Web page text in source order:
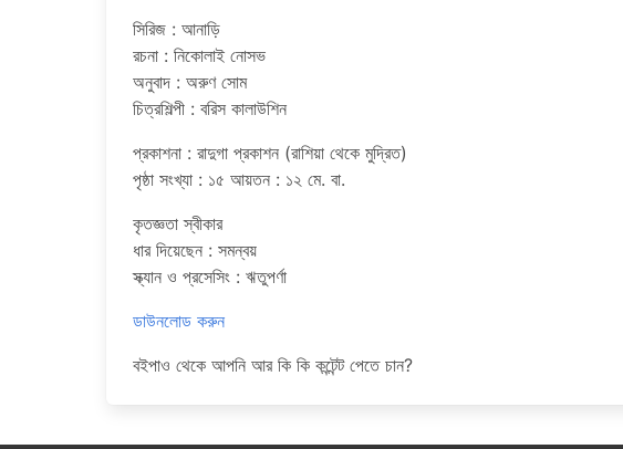
সিরিজ : আনাড়ি
রচনা : নিকোলাই নোসভ
অনুবাদ : অরুণ সোম
চিত্রশিল্পী : বরিস কালাউশিন
প্রকাশনা : রাদুগা প্রকাশন (রাশিয়া থেকে মুদ্রিত)
পৃষ্ঠা সংখ্যা : ১৫ আয়তন : ১২ মে. বা.
কৃতজ্ঞতা স্বীকার
ধার দিয়েছেন : সমন্বয়
স্ক্যান ও প্রসেসিং : ঋতুপর্ণা
ডাউনলোড করুন
বইপাও থেকে আপনি আর কি কি কন্টেন্ট পেতে চান?